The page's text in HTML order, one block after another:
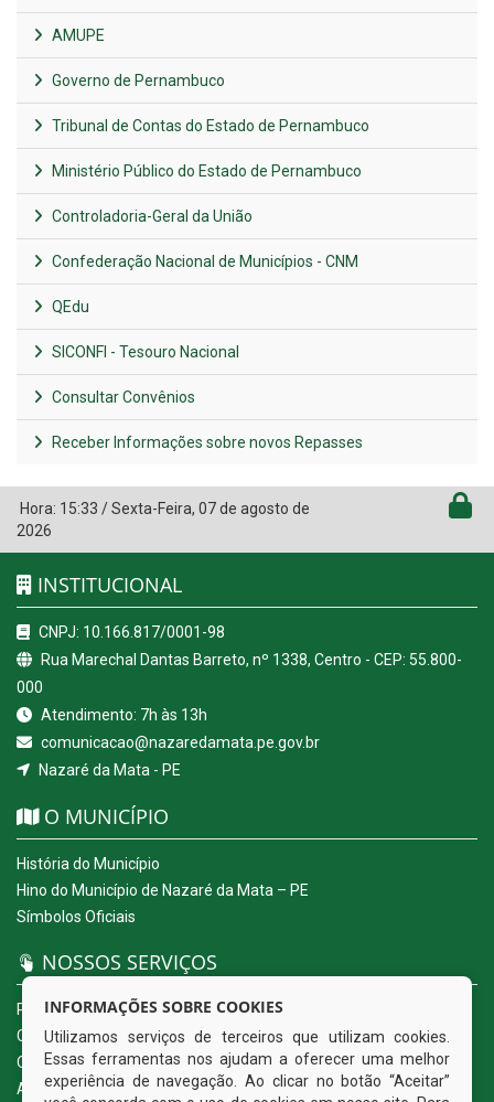
AMUPE
Governo de Pernambuco
Tribunal de Contas do Estado de Pernambuco
Ministério Público do Estado de Pernambuco
Controladoria-Geral da União
Confederação Nacional de Municípios - CNM
QEdu
SICONFI - Tesouro Nacional
Consultar Convênios
Receber Informações sobre novos Repasses
Hora: 15:33 /Sexta-Feira, 07 de agosto de
2026
INSTITUCIONAL
CNPJ: 10.166.817/0001-98
Rua Marechal Dantas Barreto, nº 1338, Centro - CEP: 55.800-
000
Atendimento: 7h às 13h
comunicacao@nazaredamata.pe.gov.br
Nazaré da Mata - PE
O MUNICÍPIO
História do Município
Hino do Município de Nazaré da Mata – PE
Símbolos Oficiais
NOSSOS SERVIÇOS
Portal da Transparência
Carta de Serviços ao Usuário
Ouvidoria Eletrônica
Acesso a Informação (eSIC)
INFORMAÇÕES SOBRE COOKIES
Utilizamos serviços de terceiros que utilizam cookies.
Essas ferramentas nos ajudam a oferecer uma melhor
experiência de navegação. Ao clicar no botão “Aceitar”